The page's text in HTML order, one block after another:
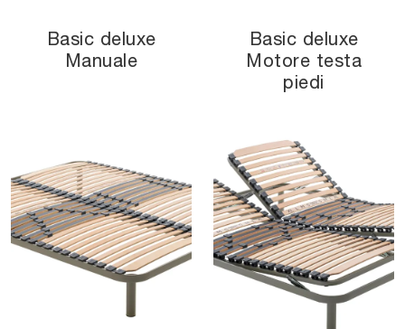
Basic deluxe
Manuale
Basic deluxe
Motore testa
piedi